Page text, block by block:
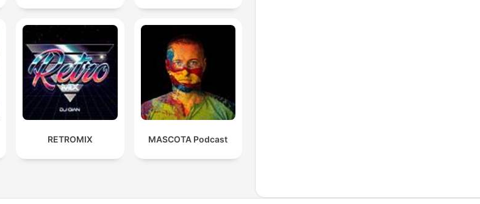
RETROMIX MASCOTA Podcast